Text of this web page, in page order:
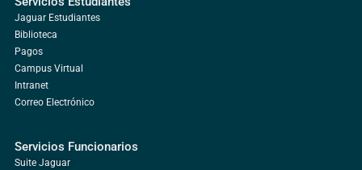
Jaguar Estudiantes
Biblioteca
Pagos
Campus Virtual
Intranet
Correo Electrónico
Servicios Funcionarios
Suite Jaguar